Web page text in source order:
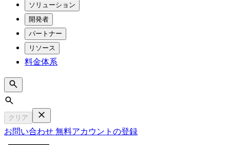
ソリューション
開発者
パートナー
リソース
料金体系
Search
クリア
お問い合わせ 無料アカウントの登録